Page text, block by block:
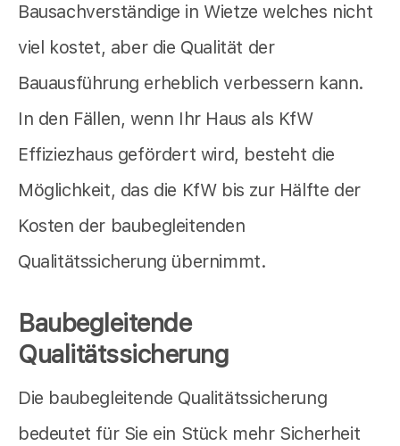
Bausachverständige in Wietze welches nicht
viel kostet, aber die Qualität der
Bauausführung erheblich verbessern kann.
In den Fällen, wenn Ihr Haus als KfW
Effiziezhaus gefördert wird, besteht die
Möglichkeit, das die KfW bis zur Hälfte der
Kosten der baubegleitenden
Qualitätssicherung übernimmt.
Baubegleitende
Qualitätssicherung
Die baubegleitende Qualitätssicherung
bedeutet für Sie ein Stück mehr Sicherheit